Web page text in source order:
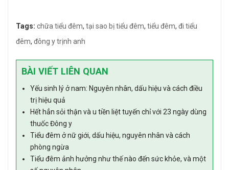
Tags: chữa tiểu đêm, tại sao bị tiểu đêm, tiểu đêm, đi tiểu
đêm, đông y trịnh anh
BÀI VIẾT LIÊN QUAN
Yếu sinh lý ở nam: Nguyên nhân, dấu hiệu và cách điều
trị hiệu quả
Hết hẳn sỏi thận và u tiền liệt tuyến chỉ với 23 ngày dùng
thuốc Đông y
Tiểu đêm ở nữ giới, dấu hiệu, nguyên nhân và cách
phòng ngừa
Tiểu đêm ảnh hưởng như thế nào đến sức khỏe, và một